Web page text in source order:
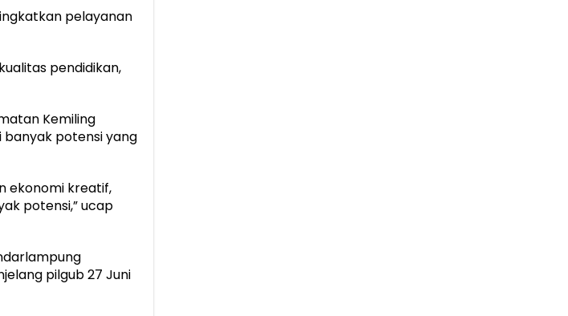
pelayanan
pendidikan,
Kemiling
potensi yang
ekonomi kreatif,
potensi,” ucap
pilgub 27 Juni